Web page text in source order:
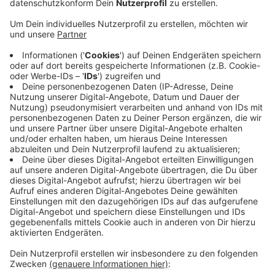
Südstraße unterwegs.
Veröffentlicht:Montag, 23.05.2022 14:35
Anzeige
Beim Linksabbiegen in die Mondorfer Straße kam das
Auto nach rechts von der Fahrbahn ab, der Wagen war
wohl zu schnell, hieß es von der Polizei. Der
Kleinwagen krachte in Absperrgitter, dann gegen ein
Trafogebäude, in einem Gleisbett kam er dann zum
Stehen. Alle drei Männer in dem Wagen wurden dabei
verletzt, zwei von ihnen wurden in Krankenhäuser
gebracht. Der 20-jährige Fahrer kam beim Pusten auf
1,6 Promille. Die Polizei ermittelt.